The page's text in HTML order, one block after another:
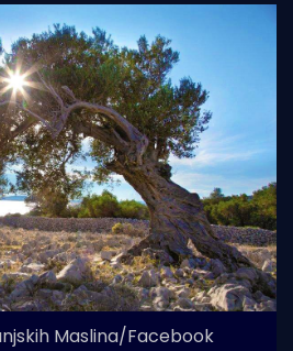
Maslina/Facebook